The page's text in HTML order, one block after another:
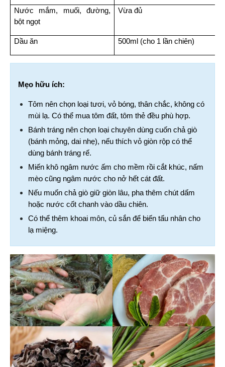
Nước mắm, muối, đường,
bột ngọt
Vừa đủ
Dầu ăn 500ml (cho 1 lần chiên)
Mẹo hữu ích:
Tôm nên chọn loại tươi, vỏ bóng, thân chắc, không có
mùi lạ. Có thể mua tôm đất, tôm thẻ đều phù hợp.
Bánh tráng nên chọn loại chuyên dùng cuốn chả giò
(bánh mỏng, dai nhẹ), nếu thích vỏ giòn rộp có thể
dùng bánh tráng rế.
Miến khô ngâm nước ấm cho mềm rồi cắt khúc, nấm
mèo cũng ngâm nước cho nở hết cát đất.
Nếu muốn chả giò giữ giòn lâu, pha thêm chút dấm
hoặc nước cốt chanh vào dầu chiên.
Có thể thêm khoai môn, củ sắn để biến tấu nhân cho
lạ miệng.